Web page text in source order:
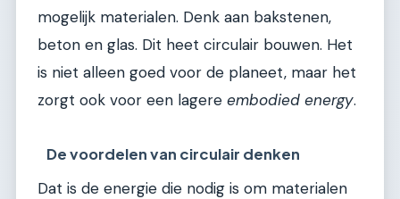
mogelijk materialen. Denk aan bakstenen,
beton en glas. Dit heet circulair bouwen. Het
is niet alleen goed voor de planeet, maar het
zorgt ook voor een lagere embodied energy.
De voordelen van circulair denken
Dat is de energie die nodig is om materialen